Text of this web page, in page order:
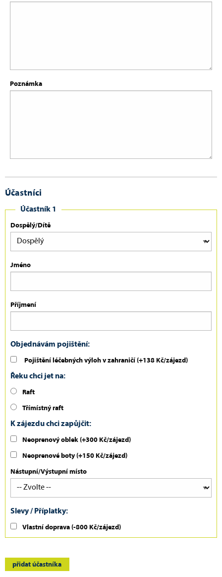
Poznámka
Účastníci
Účastník 1
Dospělý/Dítě
Jméno
Příjmení
Objednávám pojištění:
Pojištění léčebných výloh v zahraničí (+138 Kč/zájezd)
Řeku chci jet na:
Raft
Třímístný raft
K zájezdu chci zapůjčit:
Neoprenový oblek (+300 Kč/zájezd)
Neoprenové boty (+150 Kč/zájezd)
Nástupní/Výstupní místo
Slevy / Příplatky:
Vlastní doprava (-800 Kč/zájezd)
přidat účastníka